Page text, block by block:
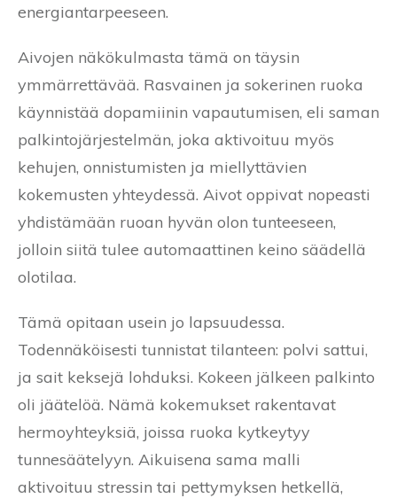
energiantarpeeseen.
Aivojen näkökulmasta tämä on täysin
ymmärrettävää. Rasvainen ja sokerinen ruoka
käynnistää dopamiinin vapautumisen, eli saman
palkintojärjestelmän, joka aktivoituu myös
kehujen, onnistumisten ja miellyttävien
kokemusten yhteydessä. Aivot oppivat nopeasti
yhdistämään ruoan hyvän olon tunteeseen,
jolloin siitä tulee automaattinen keino säädellä
olotilaa.
Tämä opitaan usein jo lapsuudessa.
Todennäköisesti tunnistat tilanteen: polvi sattui,
ja sait keksejä lohduksi. Kokeen jälkeen palkinto
oli jäätelöä. Nämä kokemukset rakentavat
hermoyhteyksiä, joissa ruoka kytkeytyy
tunnesäätelyyn. Aikuisena sama malli
aktivoituu stressin tai pettymyksen hetkellä,